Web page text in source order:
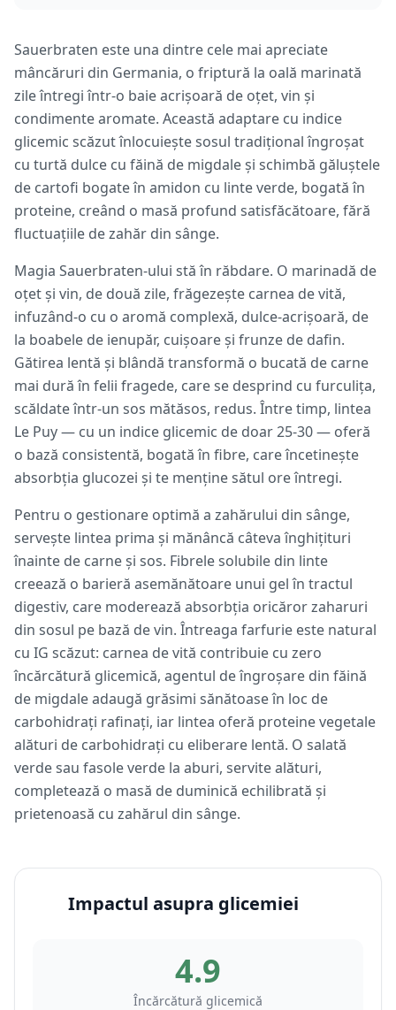
Sauerbraten este una dintre cele mai apreciate
mâncăruri din Germania, o friptură la oală marinată
zile întregi într-o baie acrișoară de oțet, vin și
condimente aromate. Această adaptare cu indice
glicemic scăzut înlocuiește sosul tradițional îngroșat
cu turtă dulce cu făină de migdale și schimbă găluștele
de cartofi bogate în amidon cu linte verde, bogată în
proteine, creând o masă profund satisfăcătoare, fără
fluctuațiile de zahăr din sânge.
Magia Sauerbraten-ului stă în răbdare. O marinadă de
oțet și vin, de două zile, frăgezește carnea de vită,
infuzând-o cu o aromă complexă, dulce-acrișoară, de
la boabele de ienupăr, cuișoare și frunze de dafin.
Gătirea lentă și blândă transformă o bucată de carne
mai dură în felii fragede, care se desprind cu furculița,
scăldate într-un sos mătăsos, redus. Între timp, lintea
Le Puy — cu un indice glicemic de doar 25-30 — oferă
o bază consistentă, bogată în fibre, care încetinește
absorbția glucozei și te menține sătul ore întregi.
Pentru o gestionare optimă a zahărului din sânge,
servește lintea prima și mănâncă câteva înghițituri
înainte de carne și sos. Fibrele solubile din linte
creează o barieră asemănătoare unui gel în tractul
digestiv, care moderează absorbția oricăror zaharuri
din sosul pe bază de vin. Întreaga farfurie este natural
cu IG scăzut: carnea de vită contribuie cu zero
încărcătură glicemică, agentul de îngroșare din făină
de migdale adaugă grăsimi sănătoase în loc de
carbohidrați rafinați, iar lintea oferă proteine vegetale
alături de carbohidrați cu eliberare lentă. O salată
verde sau fasole verde la aburi, servite alături,
completează o masă de duminică echilibrată și
prietenoasă cu zahărul din sânge.
Impactul asupra glicemiei
4.9
Încărcătură glicemică